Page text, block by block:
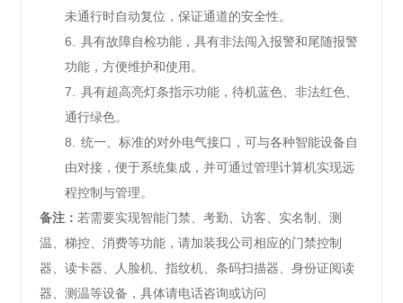
未通行时自动复位，保证通道的安全性。
6.
具有故障自检功能，具有非法闯入报警和尾随报警
功能，方便维护和使用。
7.
具有超高亮灯条指示功能，待机蓝色、非法红色、
通行绿色。
8.
统一、标准的对外电气接口，可与各种智能设备自
由对接，便于系统集成，并可通过管理计算机实现远
程控制与管理。
备注： 若需要实现智能门禁、考勤、访客、实名制、测
温、梯控、消费等功能，请加装我公司相应的门禁控制
器、读卡器、人脸机、指纹机、条码扫描器、身份证阅读
器、测温等设备，具体请电话咨询或访问